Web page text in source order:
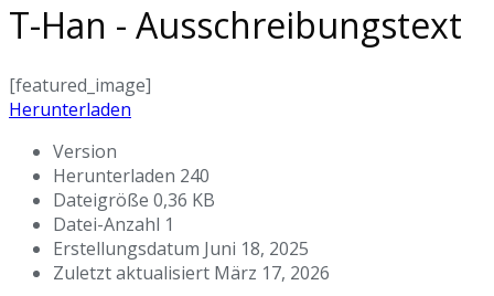
T-Han - Ausschreibungstext
[featured_image]
Herunterladen
Version
Herunterladen 240
Dateigröße 0,36 KB
Datei-Anzahl 1
Erstellungsdatum Juni 18, 2025
Zuletzt aktualisiert März 17, 2026